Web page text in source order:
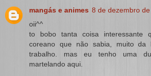
mangás e animes 8 de dezembro
oii^^
to bobo tanta coisa interessante
coreano que não sabia, muito da
trabalho. mas eu tenho uma
martelando aqui.